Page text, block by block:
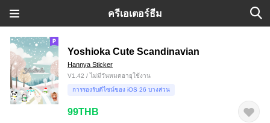
ครีเอเตอร์ธีม
Yoshioka Cute Scandinavian
Hannya Sticker
V1.42 / ไม่มีวันหมดอายุใช้งาน
การรองรับดีไซน์ของ iOS 26 บางส่วน
99THB